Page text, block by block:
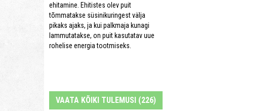
ehitamine. Ehitistes olev puit
tõmmatakse süsinikuringest välja
pikaks ajaks, ja kui palkmaja kunagi
lammutatakse, on puit kasutatav uue
rohelise energia tootmiseks.
VAATA KÕIKI TULEMUSI (226)